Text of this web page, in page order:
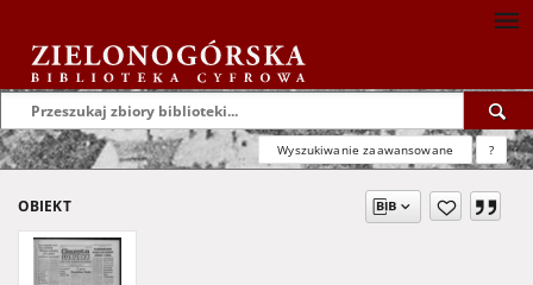
Wyszukiwanie zaawansowane ?
OBIEKT